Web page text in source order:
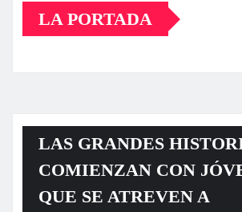
LA PORTADA
LAS GRANDES
COMIENZAN CON
QUE SE ATREVEN A